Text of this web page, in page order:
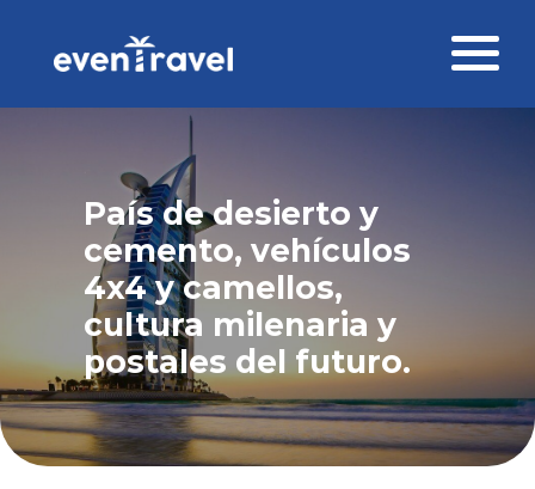
Perfil del viajero
Viajes corporativos
Ofertas
Blog
Contacto
País de desierto y
cemento, vehículos
4x4 y camellos,
cultura milenaria y
postales del futuro.